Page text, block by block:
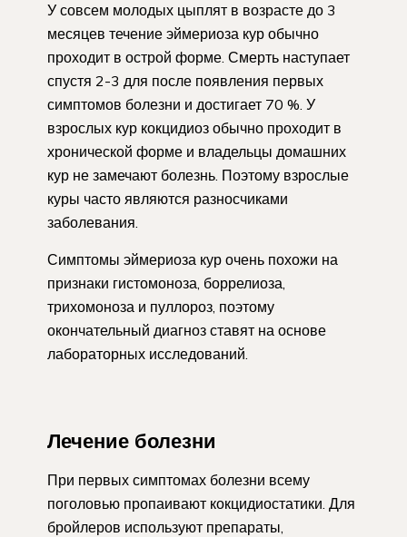
У совсем молодых цыплят в возрасте до 3
месяцев течение эймериоза кур обычно
проходит в острой форме. Смерть наступает
спустя 2-3 для после появления первых
симптомов болезни и достигает 70 %. У
взрослых кур кокцидиоз обычно проходит в
хронической форме и владельцы домашних
кур не замечают болезнь. Поэтому взрослые
куры часто являются разносчиками
заболевания.
Симптомы эймериоза кур очень похожи на
признаки гистомоноза, боррелиоза,
трихомоноза и пуллороз, поэтому
окончательный диагноз ставят на основе
лабораторных исследований.
Лечение болезни
При первых симптомах болезни всему
поголовью пропаивают кокцидиостатики. Для
бройлеров используют препараты,